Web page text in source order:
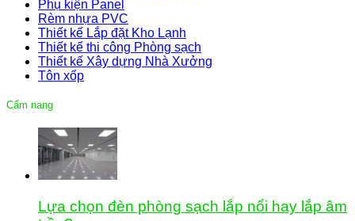
Phụ kiện Panel
Rèm nhựa PVC
Thiết kế Lắp đặt Kho Lạnh
Thiết kế thi công Phòng sạch
Thiết kế Xây dựng Nhà Xưởng
Tôn xốp
Cẩm nang
Lựa chọn đèn phòng sạch lắp nổi hay lắp âm